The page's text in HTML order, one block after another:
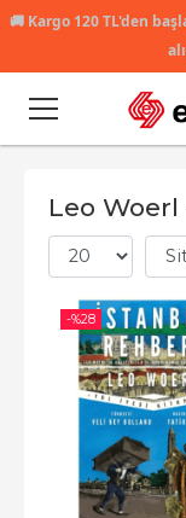
🚚 Kargo 120 TL'den
Leo Woerl
-%28